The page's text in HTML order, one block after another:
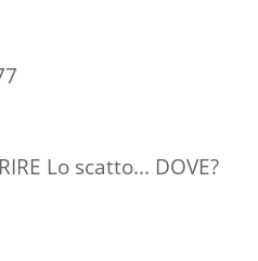
Lo scatto... DOVE?